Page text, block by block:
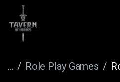
Zum Inhalt springen
... Role Play Games